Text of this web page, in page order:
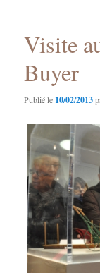
Visite
Buyer
Publié le 10/02/2013